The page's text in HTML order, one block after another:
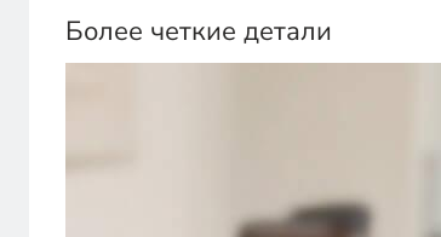
Более четкие детали